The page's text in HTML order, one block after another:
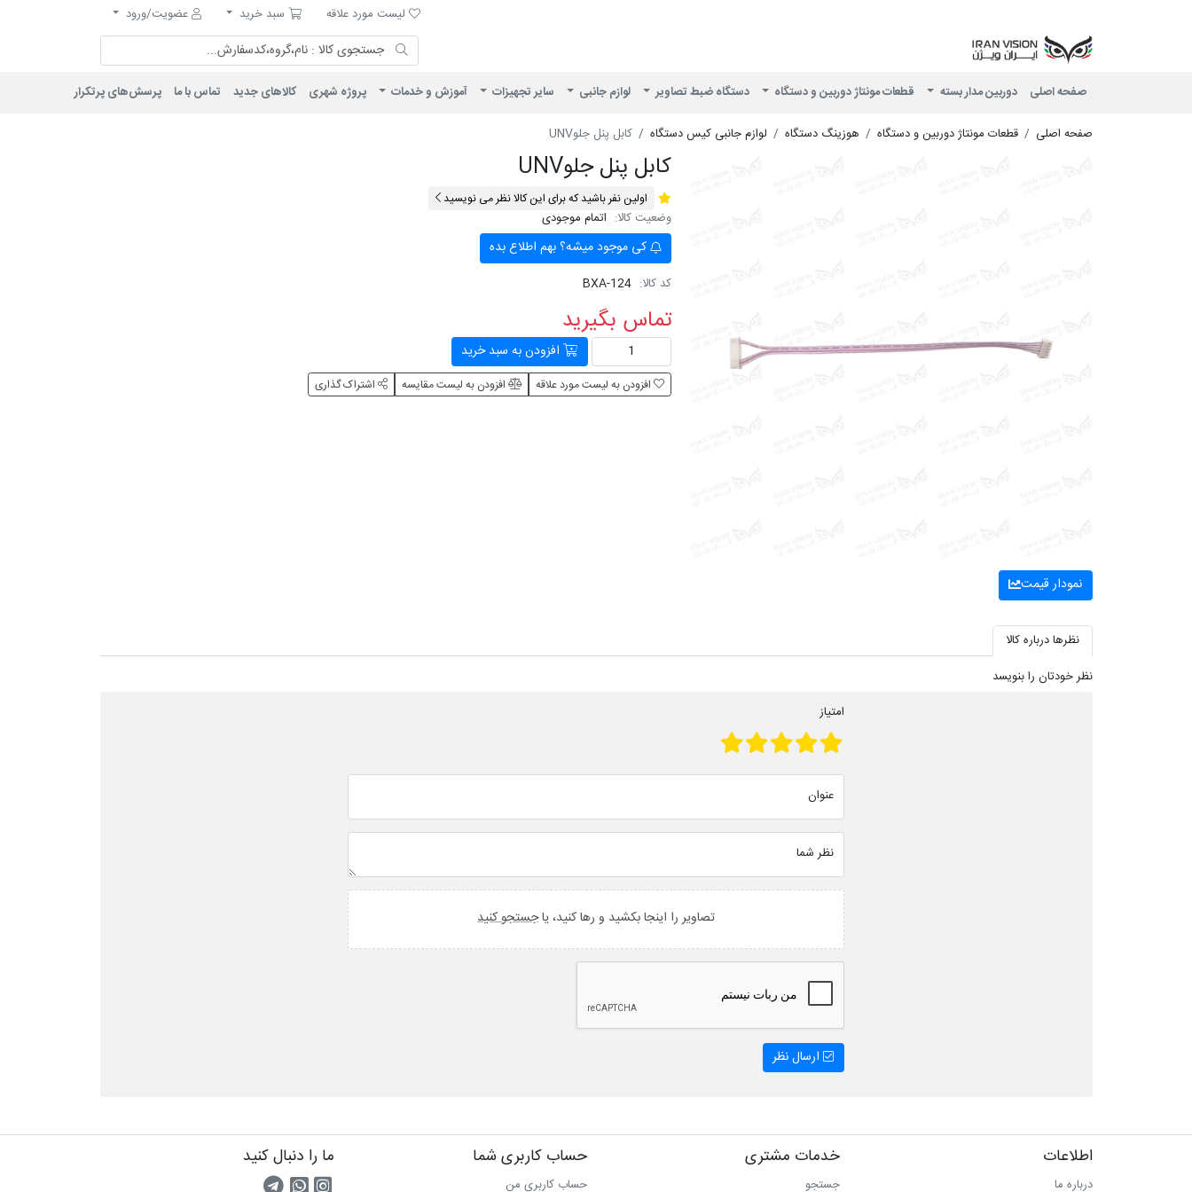
لیست مورد علاقه
لیست مورد علاقه سبد خرید
سبد خرید
عضویت/ورود
صفحه اصلی دوربین مدار بسته قطعات مونتاژ دوربین و دستگاه دستگاه ضبط تصاویر لوازم جانبی سایر تجهیزات آموزش و خدمات پروژه شهری کالاهای جدید تماس با ما پرسش‌های پرتکرار
صفحه اصلی قطعات مونتاژ دوربین و دستگاه هوزینگ دستگاه لوازم جانبی کیس دستگاه کابل پنل جلوUNV
نمودار قیمت
کابل پنل جلوUNV
اولین نفر باشید که برای این کالا نظر می نویسید
وضعیت کالا: اتمام موجودی
کی موجود میشه؟ بهم اطلاع بده
کد کالا: BXA-124
تماس بگیرید
افزودن به سبد خرید
افزودن به لیست مورد علاقه افزودن به لیست مقایسه اشتراک گذاری
نظرها درباره کالا
نظر خودتان را بنویسد
امتیاز
عنوان
نظر شما
تصاویر را اینجا بکشید و رها کنید، یاجستجو کنید
ارسال نظر
اطلاعات
درباره ما
خدمات مشتری
جستجو
حساب کاربری شما
حساب کاربری من
ما را دنبال کنید